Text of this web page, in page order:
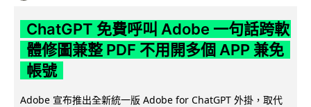
ChatGPT 免費呼叫 Adobe 一句話跨軟
體修圖兼整 PDF 不用開多個 APP 兼免
帳號
Adobe 宣布推出全新統一版 Adobe for ChatGPT 外掛，取代